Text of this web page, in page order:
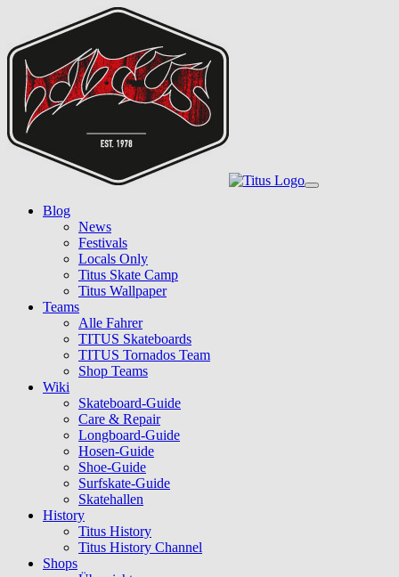
main
content
Toggle
Blog
News
Festivals
Locals Only
Titus Skate Camp
Titus Wallpaper
Teams
Alle Fahrer
TITUS Skateboards
TITUS Tornados Team
Shop Teams
Wiki
Skateboard-Guide
Care & Repair
Longboard-Guide
Hosen-Guide
Shoe-Guide
Surfskate-Guide
Skatehallen
History
Titus History
Titus History Channel
Shops